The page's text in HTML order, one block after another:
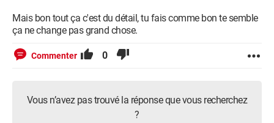
Mais bon tout ça c'est du détail, tu fais comme bon te semble
ça ne change pas grand chose.
Commenter 0
Vous n’avez pas trouvé la réponse que vous recherchez
?